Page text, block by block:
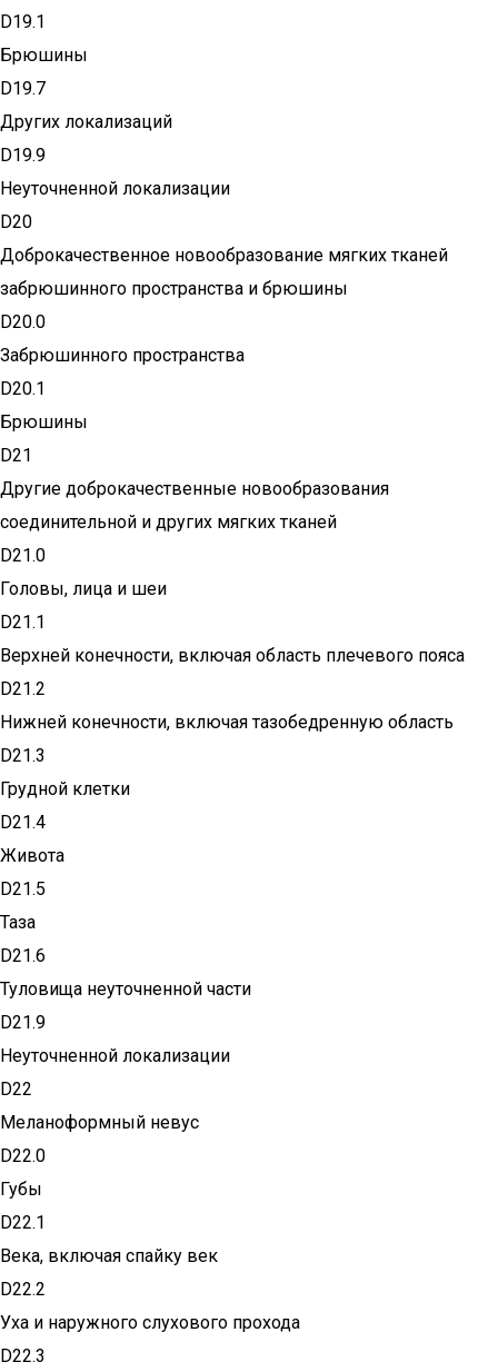
D19.1
Брюшины
D19.7
Других локализаций
D19.9
Неуточненной локализации
D20
Доброкачественное новообразование мягких тканей
забрюшинного пространства и брюшины
D20.0
Забрюшинного пространства
D20.1
Брюшины
D21
Другие доброкачественные новообразования
соединительной и других мягких тканей
D21.0
Головы, лица и шеи
D21.1
Верхней конечности, включая область плечевого пояса
D21.2
Нижней конечности, включая тазобедренную область
D21.3
Грудной клетки
D21.4
Живота
D21.5
Таза
D21.6
Туловища неуточненной части
D21.9
Неуточненной локализации
D22
Меланоформный невус
D22.0
Губы
D22.1
Века, включая спайку век
D22.2
Уха и наружного слухового прохода
D22.3